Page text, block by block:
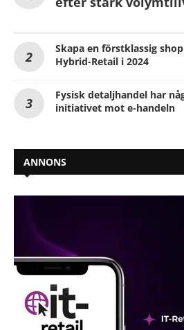
Skapa en förstklassig
Hybrid-Retail i 2024
Fysisk detaljhandel har
initiativet mot e-handeln
ANNONS